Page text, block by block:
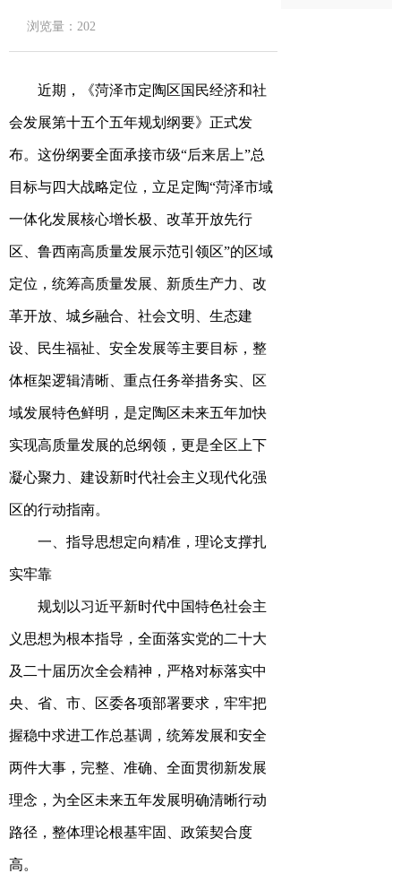
浏览量： 202
近期，《菏泽市定陶区国民经济和社
会发展第十五个五年规划纲要》正式发
布。这份纲要全面承接市级“后来居上”总
目标与四大战略定位， 立足定陶“菏泽市域
一体化发展核心增长极、改革开放先行
区、鲁西南高质量发展示范引领区”的区域
定位， 统筹高质量发展、新质生产力、改
革开放、城乡融合、社会文明、生态建
设、民生福祉、安全发展等主要目标， 整
体框架逻辑清晰、重点任务举措务实、区
域发展特色鲜明， 是定陶区未来五年加快
实现高质量发展的总纲领，更是全区上下
凝心聚力、建设新时代社会主义现代化强
区的行动指南。
一、指导思想定向精准，理论支撑扎
实牢靠
规划以习近平新时代中国特色社会主
义思想为根本指导，全面落实党的二十大
及二十届历次全会精神，严格对标落实中
央、省、市、区委各项部署要求，牢牢把
握稳中求进工作总基调，统筹发展和安全
两件大事，完整、准确、全面贯彻新发展
理念，为全区未来五年发展明确清晰行动
路径，整体理论根基牢固、政策契合度
高。